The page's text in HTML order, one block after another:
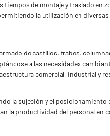
de montaje y traslado en
la utilización en
de castillos, trabes,
a las necesidades
comercial, industrial y
la sujeción y el posicionamiento
la productividad del personal en